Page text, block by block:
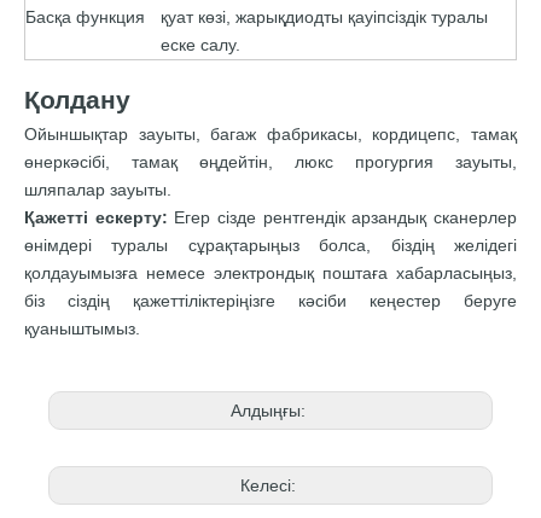
Басқа функция
қуат көзі, жарықдиодты қауіпсіздік туралы
еске салу.
Қолдану
Ойыншықтар зауыты, багаж фабрикасы, кордицепс, тамақ
өнеркәсібі, тамақ өңдейтін, люкс прогургия зауыты,
шляпалар зауыты.
Қажетті ескерту: Егер сізде рентгендік арзандық сканерлер
өнімдері туралы сұрақтарыңыз болса, біздің желідегі
қолдауымызға немесе электрондық поштаға хабарласыңыз,
біз сіздің қажеттіліктеріңізге кәсіби кеңестер беруге
қуаныштымыз.
Алдыңғы:
Келесі: